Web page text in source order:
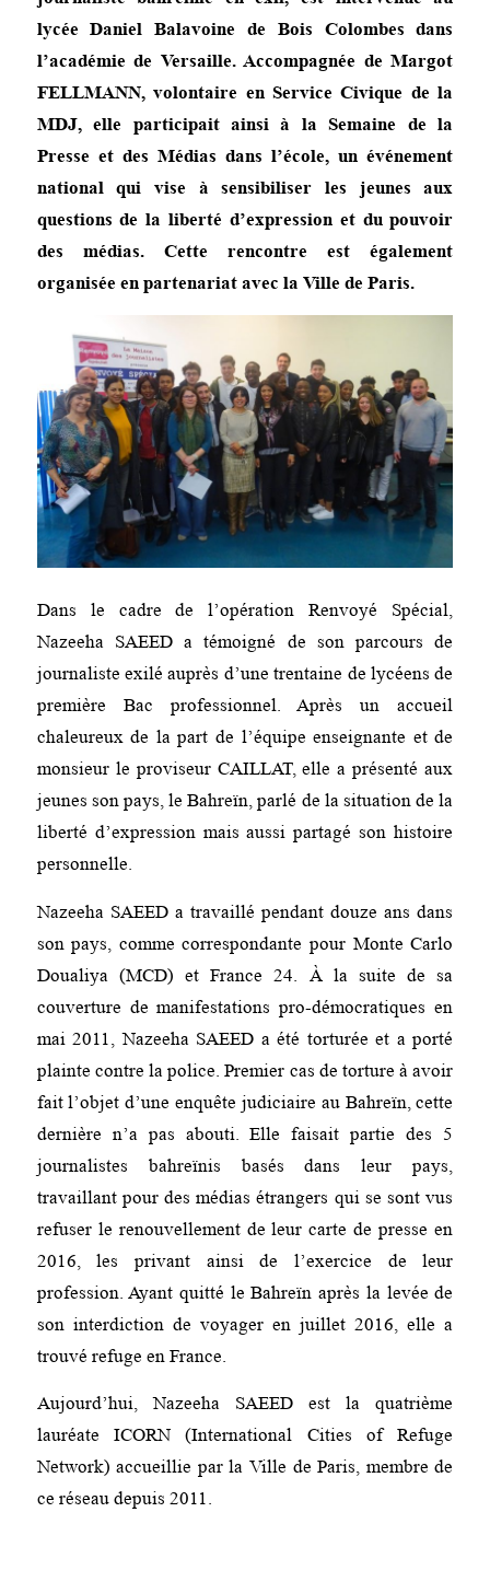
lycée Daniel Balavoine de Bois Colombes dans
l’académie de Versaille. Accompagnée de Margot
FELLMANN, volontaire en Service Civique de la
MDJ, elle participait ainsi à la Semaine de la
Presse et des Médias dans l’école, un événement
national qui vise à sensibiliser les jeunes aux
questions de la liberté d’expression et du pouvoir
des médias. Cette rencontre est également
organisée en partenariat avec la Ville de Paris.
Dans le cadre de l’opération Renvoyé Spécial,
Nazeeha SAEED a témoigné de son parcours de
journaliste exilé auprès d’une trentaine de lycéens de
première Bac professionnel. Après un accueil
chaleureux de la part de l’équipe enseignante et de
monsieur le proviseur CAILLAT, elle a présenté aux
jeunes son pays, le Bahreïn, parlé de la situation de la
liberté d’expression mais aussi partagé son histoire
personnelle.
Nazeeha SAEED a travaillé pendant douze ans dans
son pays, comme correspondante pour Monte Carlo
Doualiya (MCD) et France 24. À la suite de sa
couverture de manifestations pro-démocratiques en
mai 2011, Nazeeha SAEED a été torturée et a porté
plainte contre la police. Premier cas de torture à avoir
fait l’objet d’une enquête judiciaire au Bahreïn, cette
dernière n’a pas abouti. Elle faisait partie des 5
journalistes bahreïnis basés dans leur pays,
travaillant pour des médias étrangers qui se sont vus
refuser le renouvellement de leur carte de presse en
2016, les privant ainsi de l’exercice de leur
profession. Ayant quitté le Bahreïn après la levée de
son interdiction de voyager en juillet 2016, elle a
trouvé refuge en France.
Aujourd’hui, Nazeeha SAEED est la quatrième
lauréate ICORN (International Cities of Refuge
Network) accueillie par la Ville de Paris, membre de
ce réseau depuis 2011.